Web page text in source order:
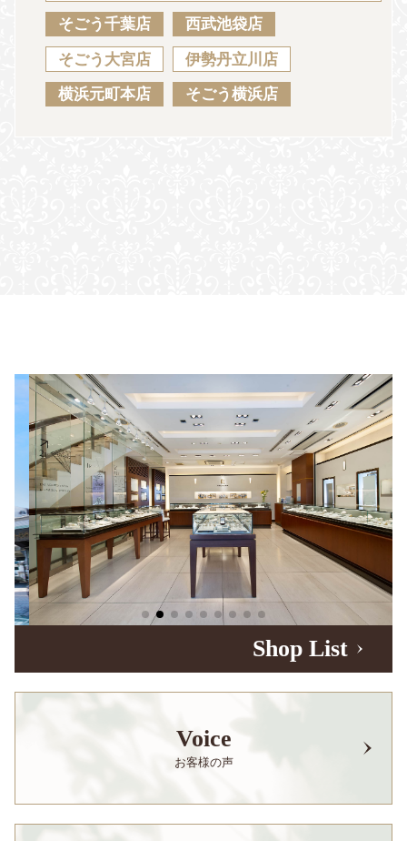
JA EN CH KO
そごう千葉店 西武池袋店
そごう大宮店 伊勢丹立川店
横浜元町本店 そごう横浜店
Shop List
Voice
お客様の声